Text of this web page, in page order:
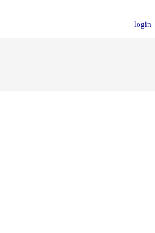
login |